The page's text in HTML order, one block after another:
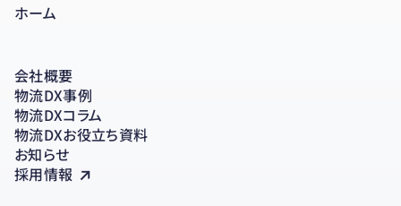
ホーム
会社概要
物流DX事例
物流DXコラム
物流DXお役立ち資料
お知らせ
採用情報